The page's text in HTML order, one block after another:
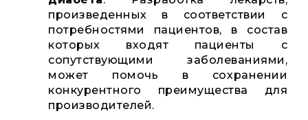
произведенных в соответствии с
потребностями пациентов, в состав
которых входят пациенты с
сопутствующими заболеваниями,
может помочь в сохранении
конкурентного преимущества для
производителей.